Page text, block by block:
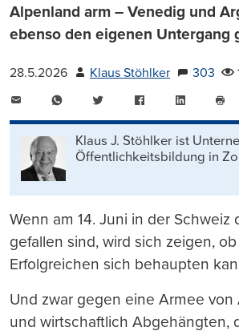
Alpenland arm – Venedig und
ebenso den eigenen Untergang
28.5.2026 Klaus Stöhlker 303
WhatsAppTwitter FacebookLinkedIn
Klaus J. Stöhlker ist
Öffentlichkeits­bildung in
Wenn am 14. Juni in der Schweiz
gefallen sind, wird sich zeigen,
Erfolgreichen sich behaupten
Und zwar gegen eine Armee von
und wirtschaftlich Abgehängten,